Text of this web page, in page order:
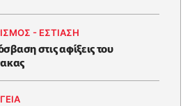
- ΕΣΤΙΑΣΗ
στις αφίξεις του